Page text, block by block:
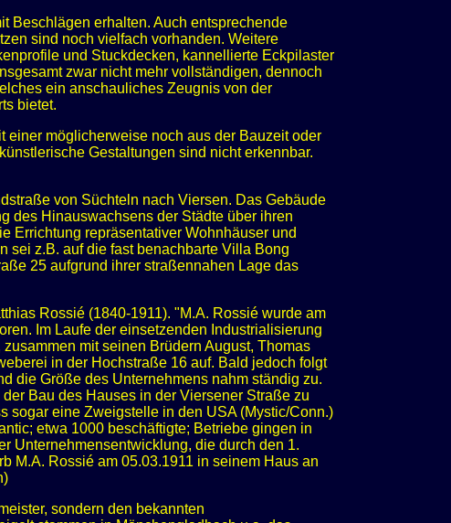
Beschlägen erhalten. Auch entsprechende
sind noch vielfach vorhanden. Weitere
und Stuckdecken, kannellierte Eckpilaster
zwar nicht mehr vollständigen, dennoch
ein anschauliches Zeugnis von der
bietet.
einer möglicherweise noch aus der Bauzeit oder
Gestaltungen sind nicht erkennbar.
von Süchteln nach Viersen. Das Gebäude
des Hinauswachsens der Städte über ihren
Errichtung repräsentativer Wohnhäuser und
sei z.B. auf die fast benachbarte Villa Bong
25 aufgrund ihrer straßennahen Lage das
Rossié (1840-1911). "M.A. Rossié wurde am
Im Laufe der einsetzenden Industrialisierung
mit seinen Brüdern August, Thomas
in der Hochstraße 16 auf. Bald jedoch folgt
die Größe des Unternehmens nahm ständig zu.
Bau des Hauses in der Viersener Straße zu
sogar eine Zweigstelle in den USA (Mystic/Conn.)
etwa 1000 beschäftigte; Betriebe gingen in
Unternehmensentwicklung, die durch den 1.
M.A. Rossié am 05.03.1911 in seinem Haus an
sondern den bekannten